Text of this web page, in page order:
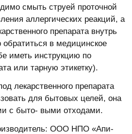
смыть струей проточной
аллергических реакций, а
препарата внутрь
в медицинское
иметь инструкцию по
или тарную этикетку).
лекарственного препарата
для бытовых целей, она
с быто- выми отходами.
ООО НПО «Апи-